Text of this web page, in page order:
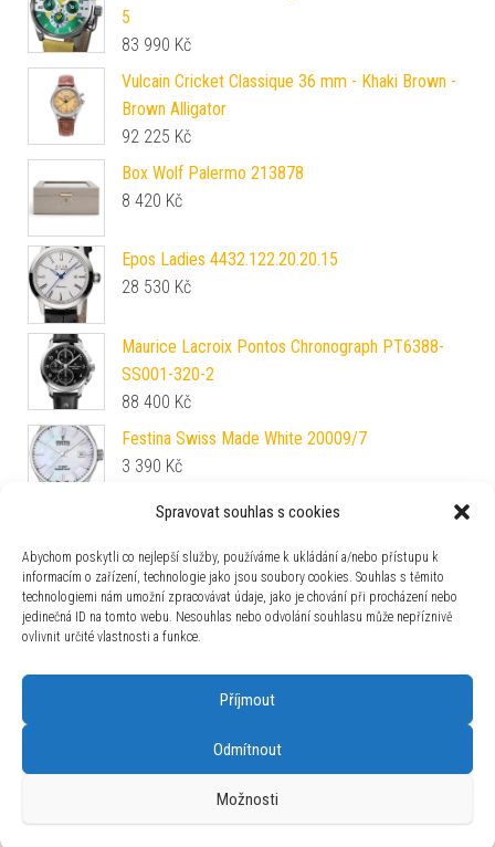
Spravovat souhlas s cookies
Abychom poskytli co nejlepší služby, používáme k ukládání a/nebo přístupu k
informacím o zařízení, technologie jako jsou soubory cookies. Souhlas s těmito
technologiemi nám umožní zpracovávat údaje, jako je chování při procházení nebo
jedinečná ID na tomto webu. Nesouhlas nebo odvolání souhlasu může nepříznivě
ovlivnit určité vlastnosti a funkce.
Příjmout
Odmítnout
Možnosti
5
83 990 Kč
Vulcain Cricket Classique 36 mm - Khaki Brown -
Brown Alligator
92 225 Kč
Box Wolf Palermo 213878
8 420 Kč
Epos Ladies 4432.122.20.20.15
28 530 Kč
Maurice Lacroix Pontos Chronograph PT6388-
SS001-320-2
88 400 Kč
Festina Swiss Made White 20009/7
3 390 Kč
Junghans Meister S Quartz 35 mm 47/4633.44
28 990Kč
Natahovač Wolf Double Cub 461206
17 860Kč
s.r.o. Chodovská 228/3 Praha 4 IČ: 26454424